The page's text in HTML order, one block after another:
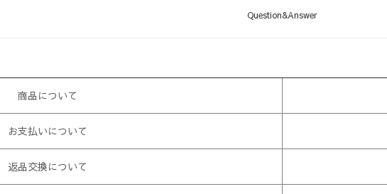
Question&Answer
商品について
お支払いについて
返品交換について